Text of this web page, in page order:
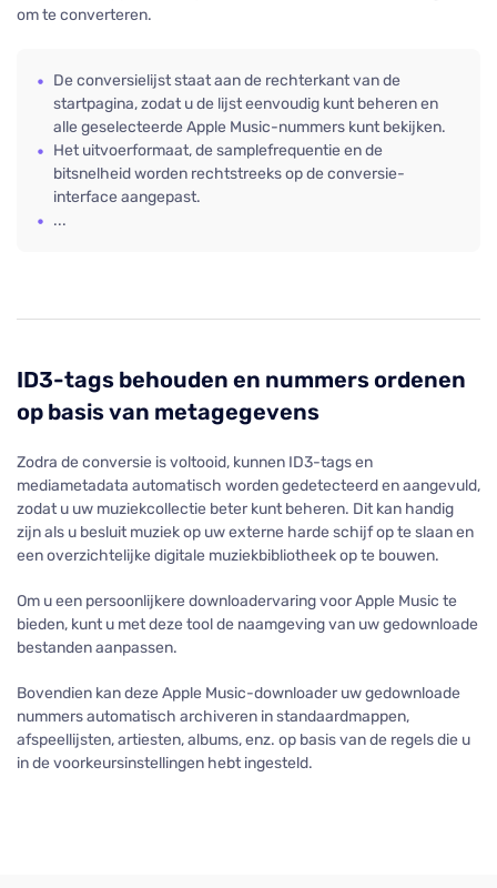
om te converteren.
De conversielijst staat aan de rechterkant van de
startpagina, zodat u de lijst eenvoudig kunt beheren en
alle geselecteerde Apple Music-nummers kunt bekijken.
Het uitvoerformaat, de samplefrequentie en de
bitsnelheid worden rechtstreeks op de conversie-
interface aangepast.
...
ID3-tags behouden en nummers ordenen
op basis van metagegevens
Zodra de conversie is voltooid, kunnen ID3-tags en
mediametadata automatisch worden gedetecteerd en aangevuld,
zodat u uw muziekcollectie beter kunt beheren. Dit kan handig
zijn als u besluit muziek op uw externe harde schijf op te slaan en
een overzichtelijke digitale muziekbibliotheek op te bouwen.
Om u een persoonlijkere downloadervaring voor Apple Music te
bieden, kunt u met deze tool de naamgeving van uw gedownloade
bestanden aanpassen.
Bovendien kan deze Apple Music-downloader uw gedownloade
nummers automatisch archiveren in standaardmappen,
afspeellijsten, artiesten, albums, enz. op basis van de regels die u
in de voorkeursinstellingen hebt ingesteld.